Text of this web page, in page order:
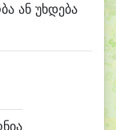
ან უხდება